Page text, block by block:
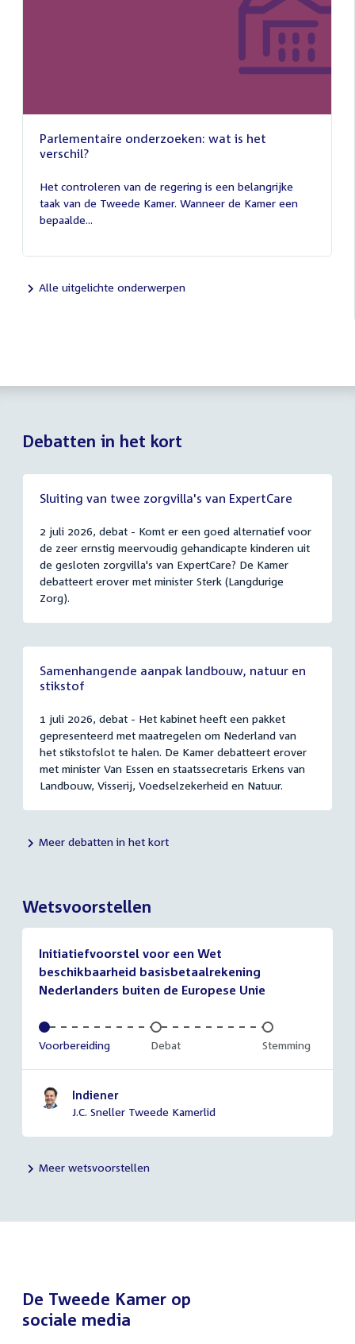
Parlementaire onderzoeken: wat is het
verschil?
juli
2026
Het controleren van de regering is een belangrijke
taak van de Tweede Kamer. Wanneer de Kamer een
bepaalde...
Alle uitgelichte onderwerpen
Debatten in het kort
Sluiting van twee zorgvilla's van ExpertCare
2 juli 2026, debat - Komt er een goed alternatief voor
de zeer ernstig meervoudig gehandicapte kinderen uit
de gesloten zorgvilla's van ExpertCare? De Kamer
debatteert erover met minister Sterk (Langdurige
Zorg).
Samenhangende aanpak landbouw, natuur en
stikstof
1 juli 2026, debat - Het kabinet heeft een pakket
gepresenteerd met maatregelen om Nederland van
het stikstofslot te halen. De Kamer debatteert erover
met minister Van Essen en staatssecretaris Erkens van
Landbouw, Visserij, Voedselzekerheid en Natuur.
Meer debatten in het kort
Wetsvoorstellen
Initiatiefvoorstel voor een Wet
beschikbaarheid basisbetaalrekening
Nederlanders buiten de Europese Unie
Voltooid:
Voorbereiding Onvoltooid:
Debat Onvoltooid:
Stemming
Indiener
J.C. Sneller Tweede Kamerlid
Meer wetsvoorstellen
De Tweede Kamer op
sociale media